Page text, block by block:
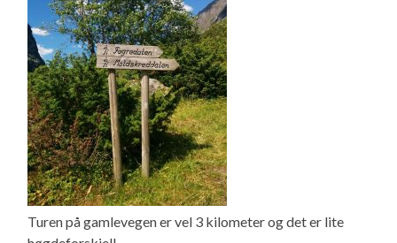
Turen på gamlevegen er vel 3 kilometer og det er lite